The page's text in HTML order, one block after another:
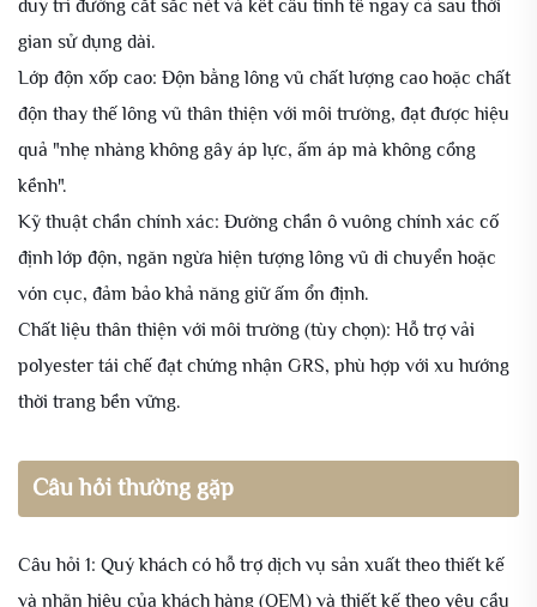
duy trì đường cắt sắc nét và kết cấu tinh tế ngay cả sau thời
gian sử dụng dài.
Lớp độn xốp cao: Độn bằng lông vũ chất lượng cao hoặc chất
độn thay thế lông vũ thân thiện với môi trường, đạt được hiệu
quả "nhẹ nhàng không gây áp lực, ấm áp mà không cồng
kềnh".
Kỹ thuật chần chính xác: Đường chần ô vuông chính xác cố
định lớp độn, ngăn ngừa hiện tượng lông vũ di chuyển hoặc
vón cục, đảm bảo khả năng giữ ấm ổn định.
Chất liệu thân thiện với môi trường (tùy chọn): Hỗ trợ vải
polyester tái chế đạt chứng nhận GRS, phù hợp với xu hướng
thời trang bền vững.
Câu hỏi thường gặp
Câu hỏi 1: Quý khách có hỗ trợ dịch vụ sản xuất theo thiết kế
và nhãn hiệu của khách hàng (OEM) và thiết kế theo yêu cầu